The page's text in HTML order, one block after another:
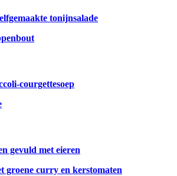
tonijnsalade
courgettesoep
gevuld met eieren
groene curry en kerstomaten